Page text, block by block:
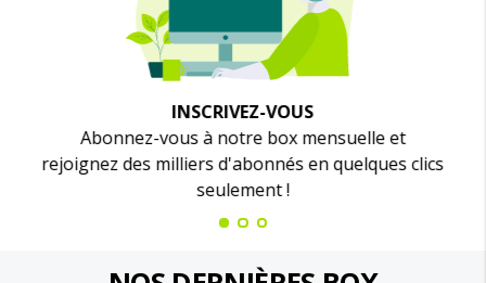
INSCRIVEZ-VOUS
Abonnez-vous à notre box mensuelle et
rejoignez des milliers d'abonnés en quelques clics
seulement !